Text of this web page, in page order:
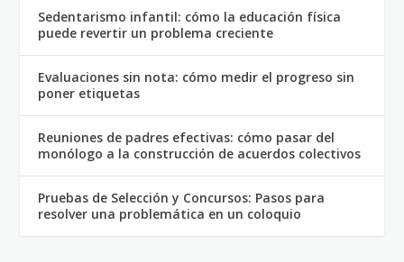
Sedentarismo infantil: cómo la educación física
puede revertir un problema creciente
Evaluaciones sin nota: cómo medir el progreso sin
poner etiquetas
Reuniones de padres efectivas: cómo pasar del
monólogo a la construcción de acuerdos colectivos
Pruebas de Selección y Concursos: Pasos para
resolver una problemática en un coloquio